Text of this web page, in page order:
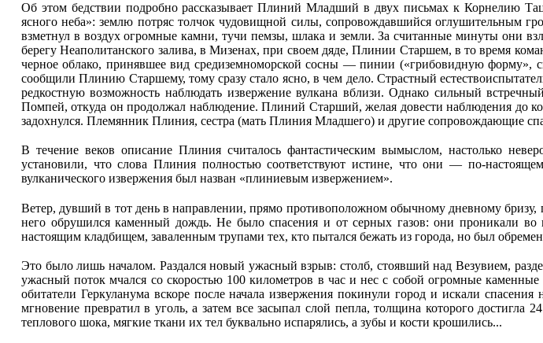
Об этом бедствии подробно рассказывает Плиний Младший в двух письмах к Корнелию
ясного неба»: землю потряс толчок чудовищной силы, сопровождавшийся оглушительным
взметнул в воздух огромные камни, тучи пемзы, шлака и земли. За считанные минуты они
берегу Неаполитанского залива, в Мизенах, при своем дяде, Плинии Старшем, в то время
черное облако, принявшее вид средиземноморской сосны — пинии («грибовидную
сообщили Плинию Старшему, тому сразу стало ясно, в чем дело. Страстный
редкостную возможность наблюдать извержение вулкана вблизи. Однако сильный
Помпей, откуда он продолжал наблюдение. Плиний Старший, желая довести наблюдения до
задохнулся. Племянник Плиния, сестра (мать Плиния Младшего) и другие сопровождающие
В течение веков описание Плиния считалось фантастическим вымыслом, настолько
установили, что слова Плиния полностью соответствуют истине, что они — по-
вулканического извержения был назван «плиниевым извержением».
Ветер, дувший в тот день в направлении, прямо противоположном обычному дневному
него обрушился каменный дождь. Не было спасения и от серных газов: они проникали во
настоящим кладбищем, заваленным трупами тех, кто пытался бежать из города, но был
Это было лишь началом. Раздался новый ужасный взрыв: столб, стоявший над Везувием,
ужасный поток мчался со скоростью 100 километров в час и нес с собой огромные
обитатели Геркуланума вскоре после начала извержения покинули город и искали
мгновение превратил в уголь, а затем все засыпал слой пепла, толщина которого
теплового шока, мягкие ткани их тел буквально испарялись, а зубы и кости крошились...